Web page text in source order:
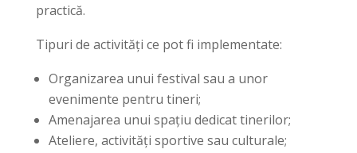
practică.
Tipuri de activități ce pot fi implementate:
Organizarea unui festival sau a unor
evenimente pentru tineri;
Amenajarea unui spațiu dedicat tinerilor;
Ateliere, activități sportive sau culturale;